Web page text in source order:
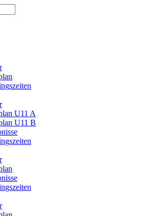
U11 A
U11 B